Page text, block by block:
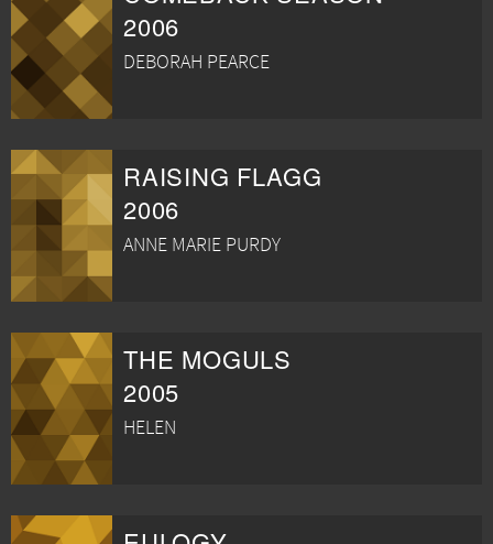
2006
DEBORAH PEARCE
RAISING FLAGG
2006
ANNE MARIE PURDY
THE MOGULS
2005
HELEN